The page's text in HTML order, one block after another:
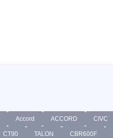
CIVC
ACCORD
Accord
CBR600F
TALON
CT90